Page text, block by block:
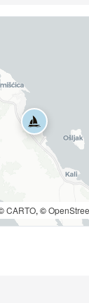
CARTO, ©